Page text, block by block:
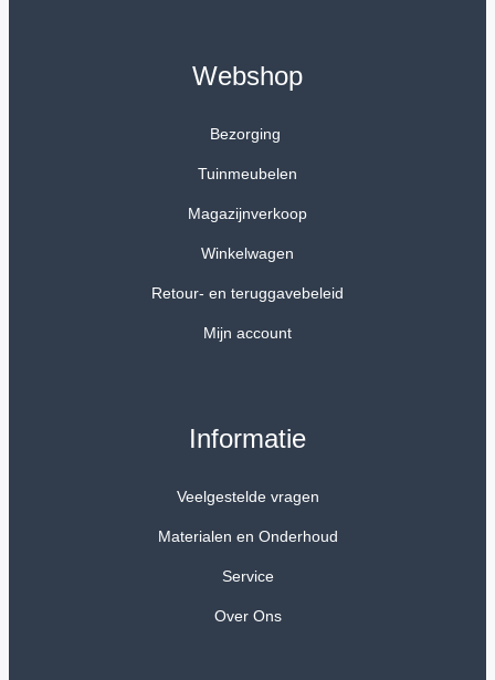
Webshop
Bezorging
Tuinmeubelen
Magazijnverkoop
Winkelwagen
Retour- en teruggavebeleid
Mijn account
Informatie
Veelgestelde vragen
Materialen en Onderhoud
Service
Over Ons